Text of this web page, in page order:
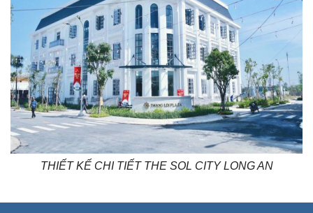
THIẾT KẾ CHI TIẾT THE SOL CITY LONG AN